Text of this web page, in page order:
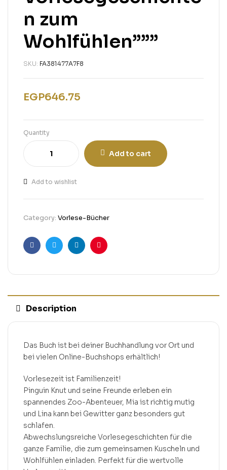
n zum
Wohlfühlen”””
SKU: FA381477A7F8
EGP646.75
Quantity
Add to cart
Add to wishlist
Category: Vorlese-Bücher
FacebookTwitterLinkedinPinterest
Description
Das Buch ist bei deiner Buchhandlung vor Ort und
bei vielen Online-Buchshops erhältlich!
Vorlesezeit ist Familienzeit!
Pinguin Knut und seine Freunde erleben ein
spannendes Zoo-Abenteuer, Mia ist richtig mutig
und Lina kann bei Gewitter ganz besonders gut
schlafen.
Abwechslungsreiche Vorlesegeschichten für die
ganze Familie, die zum gemeinsamen Kuscheln und
Wohlfühlen einladen. Perfekt für die wertvolle